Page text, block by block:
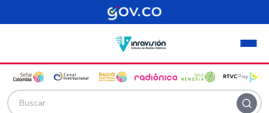
Pasar al contenido principal